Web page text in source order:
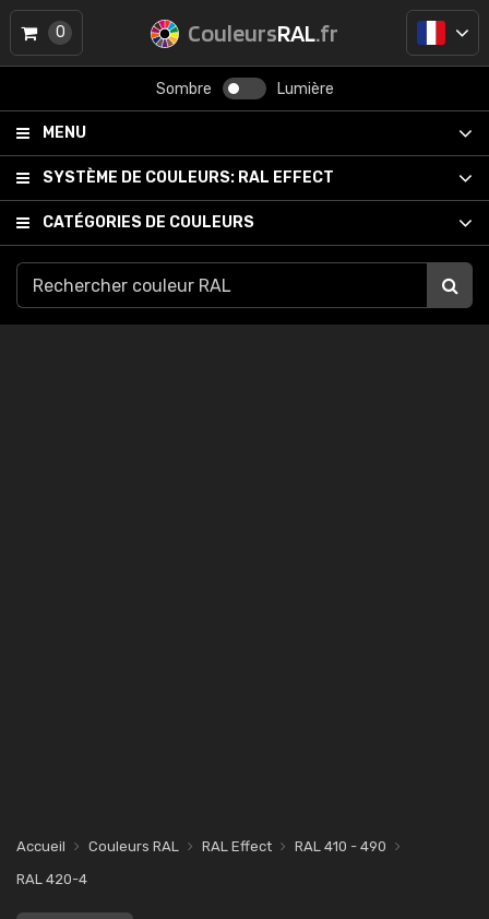
CouleursRAL.fr
Sombre Lumière
MENU
SYSTÈME DE COULEURS: RAL EFFECT
CATÉGORIES DE COULEURS
0
Accueil Couleurs RAL RAL Effect
RAL 410 - 490
RAL 420-4